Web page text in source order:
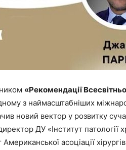
«Рекомендації
з наймасштабніших
новий вектор у розвитку
ДУ «Інститут
асоціації